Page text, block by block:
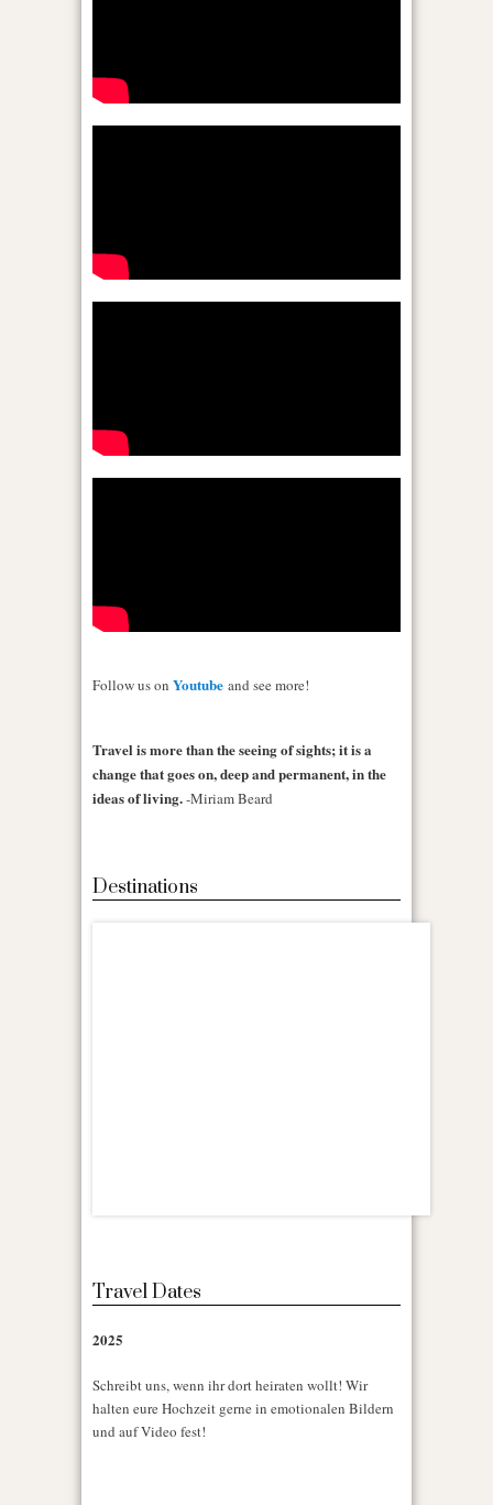
Follow us on Youtube and see more!
Travel is more than the seeing of sights; it is a
change that goes on, deep and permanent, in the
ideas of living.-Miriam Beard
Destinations
Travel Dates
2025
Schreibt uns, wenn ihr dort heiraten wollt! Wir
halten eure Hochzeit gerne in emotionalen Bildern
und auf Video fest!